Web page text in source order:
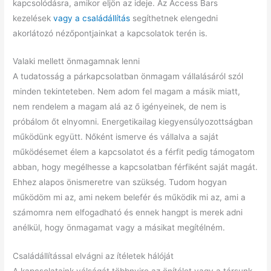
kapcsolódásra, amikor eljön az ideje. Az Access Bars
kezelésekvagy a családállítás segíthetnek elengedni
akorlátozó nézőpontjainkat a kapcsolatok terén is.
Valaki mellett önmagamnak lenni
A tudatosság a párkapcsolatban önmagam vállalásáról szól
minden tekinteteben. Nem adom fel magam a másik miatt,
nem rendelem a magam alá az ő igényeinek, de nem is
próbálom őt elnyomni. Energetikailag kiegyensúlyozottságban
működünk együtt. Nőként ismerve és vállalva a saját
működésemet élem a kapcsolatot és a férfit pedig támogatom
abban, hogy megélhesse a kapcsolatban férfiként saját magát.
Ehhez alapos önismeretre van szükség. Tudom hogyan
működöm mi az, ami nekem belefér és működik mi az, ami a
számomra nem elfogadható és ennek hangpt is merek adni
anélkül, hogy önmagamat vagy a másikat megítélném.
Családállítással elvágni az ítéletek hálóját